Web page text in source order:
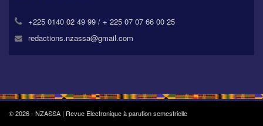
+225 0140 02 49 99 / + 225 07 07 66 00 25
redactions.nzassa@gmail.com
© 2026 - NZASSA | Revue Electronique à parution semestrielle